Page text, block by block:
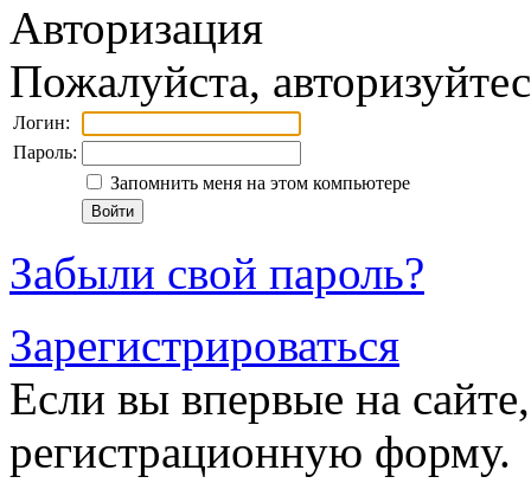
Авторизация
Пожалуйста,
Логин:
Пароль:
Запомнить меня на этом компьютере
Забыли свой пароль?
Зарегистрироваться
Если вы впервые на
регистрационную форму.